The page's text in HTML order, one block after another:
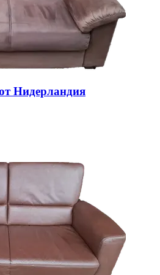
Нидерландия